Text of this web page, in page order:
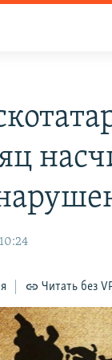
Читать без